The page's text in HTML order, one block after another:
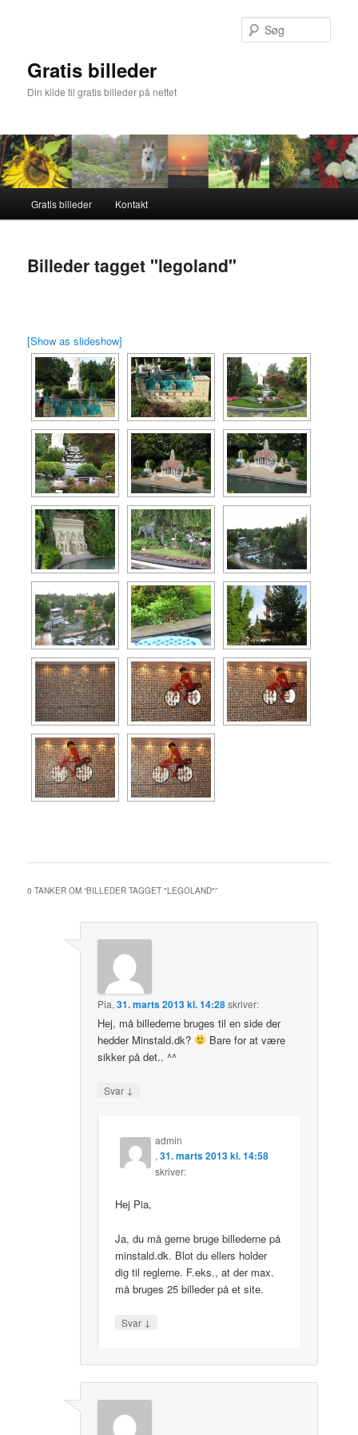
Gratis billeder
Din kilde til gratis billeder på nettet
Gratis billeder Kontakt
Billeder tagget "legoland"
[Show as slideshow]
0 TANKER OM “BILLEDER TAGGET "LEGOLAND"”
Pia,31. marts 2013 kl. 14:28skriver:
Hej, må billederne bruges til en side der
hedder Minstald.dk?
Bare for at være
sikker på det.. ^^
Svar ↓
admin
,31. marts 2013 kl. 14:58
skriver:
Hej Pia,
Ja, du må gerne bruge billederne på
minstald.dk. Blot du ellers holder
dig til reglerne. F.eks., at der max.
må bruges 25 billeder på et site.
Svar ↓